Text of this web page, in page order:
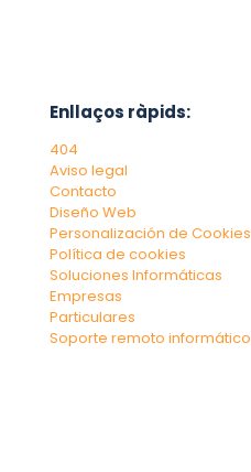
Enllaços ràpids:
404
Aviso legal
Contacto
Diseño Web
Personalización de Cookies
Política de cookies
Soluciones Informáticas
Empresas
Particulares
Soporte remoto informático